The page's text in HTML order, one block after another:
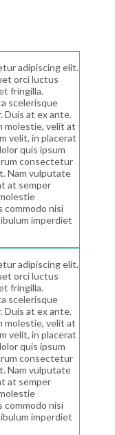
adipiscing elit.
orci luctus
fringilla.
scelerisque
Duis at ex ante.
molestie, velit at
velit, in placerat
quis ipsum
consectetur
Nam vulputate
at semper
commodo nisi
imperdiet
adipiscing elit.
orci luctus
fringilla.
scelerisque
Duis at ex ante.
molestie, velit at
velit, in placerat
quis ipsum
consectetur
Nam vulputate
at semper
commodo nisi
imperdiet